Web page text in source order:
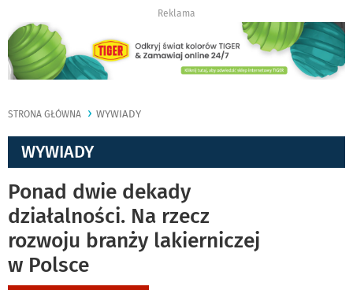
Reklama
STRONA GŁÓWNA WYWIADY
WYWIADY
Ponad dwie dekady
działalności. Na rzecz
rozwoju branży lakierniczej
w Polsce